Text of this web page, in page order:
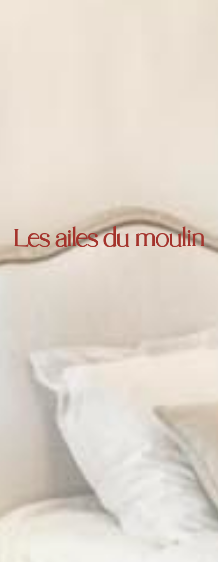
Les ailes du moulin